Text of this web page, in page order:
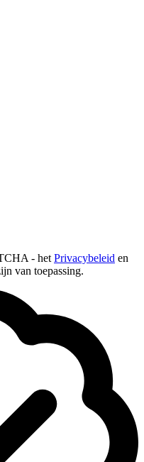
- het Privacybeleid en
van toepassing.